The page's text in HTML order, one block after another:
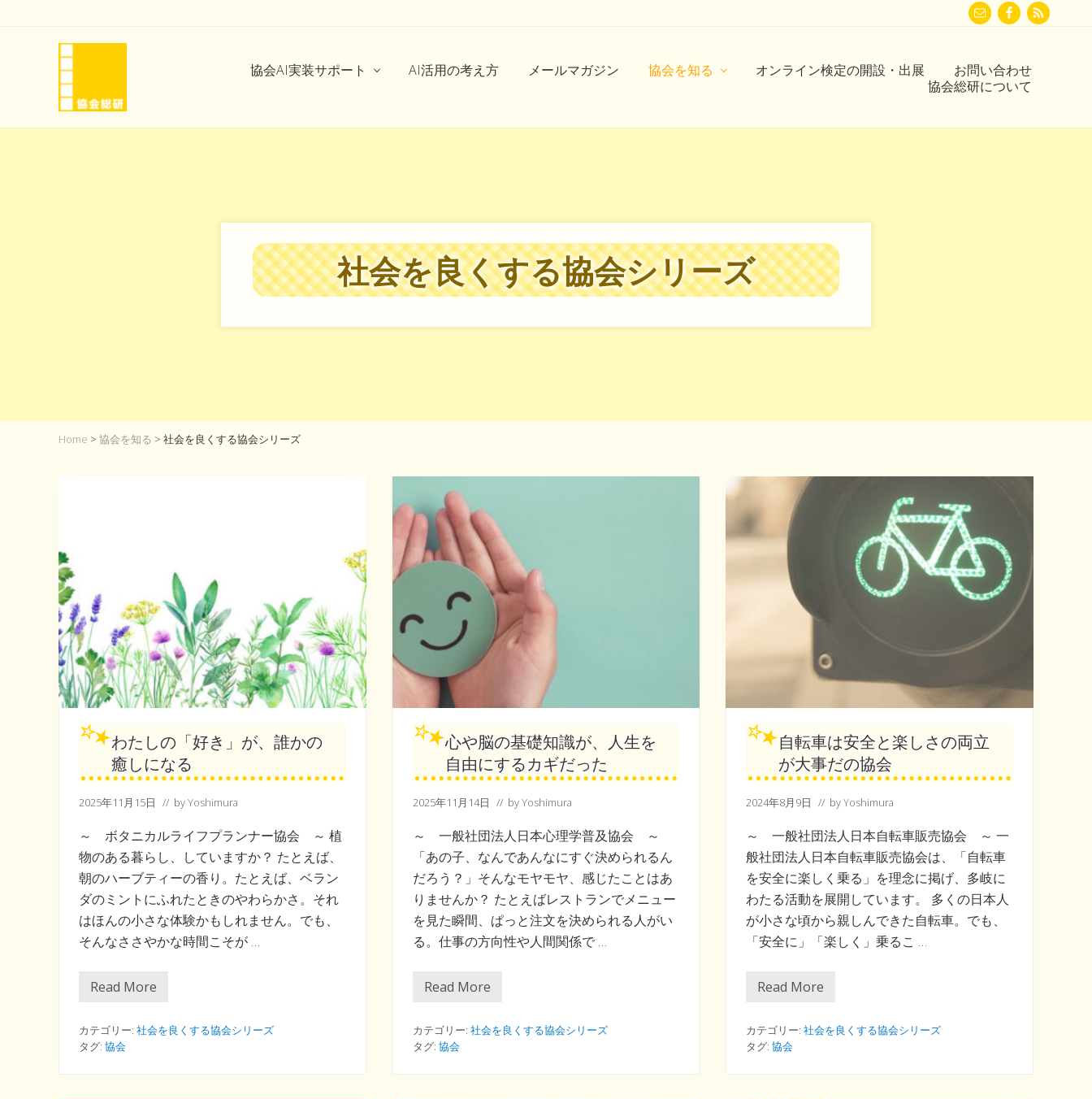
secondary
協
協会AI実装サポート AI活用の考え方 メールマガジン 協会を知る オンライン検定の開設・出展
お問い合わせ
協会総研について
社会を良くする協会シリーズ
Home > 協会を知る > 社会を良くする協会シリーズ
わたしの「好き」が、誰かの
癒しになる
2025年11月15日 // byYoshimura
～ ボタニカルライフプランナー協会 ～ 植
物のある暮らし、していますか？ たとえば、
朝のハーブティーの香り。たとえば、ベラン
ダのミントにふれたときのやわらかさ。それ
はほんの小さな体験かもしれません。でも、
そんなささやかな時間こそが …
わ
の
「
好
Read More
カテゴリー: 社会を良くする協会シリーズ
タグ: 協会
心や脳の基礎知識が、人生を
自由にするカギだった
2025年11月14日 // byYoshimura
～ 一般社団法人日本心理学普及協会 ～
「あの子、なんであんなにすぐ決められるん
だろう？」そんなモヤモヤ、感じたことはあ
りませんか？ たとえばレストランでメニュー
を見た瞬間、ぱっと注文を決められる人がい
る。仕事の方向性や人間関係で …
心
の
基
礎
Read More
カテゴリー: 社会を良くする協会シリーズ
タグ: 協会
自転車は安全と楽しさの両立
が大事だの協会
2024年8月9日 // byYoshimura
～ 一般社団法人日本自転車販売協会 ～ 一
般社団法人日本自転車販売協会は、「自転車
を安全に楽しく乗る」を理念に掲げ、多岐に
わたる活動を展開しています。 多くの日本人
が小さな頃から親しんできた自転車。でも、
「安全に」「楽しく」乗るこ …
自
は
安
全
Read More
カテゴリー:社会を良くする協会シリーズ
タグ:協会